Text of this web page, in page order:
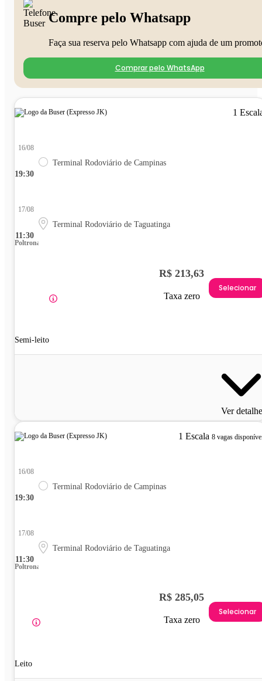
Compre pelo Whatsapp
Faça sua reserva pelo Whatsapp com ajuda de um
Comprar pelo WhatsApp
1
19:30
16/08
Terminal Rodoviário de Campinas
11:30
17/08
Terminal Rodoviário de Taguatinga
Poltrona
Semi-leito
R$ 213,63
Taxa zero
Selecionar
Ver
1 Escala 8 vagas
19:30
16/08
Terminal Rodoviário de Campinas
11:30
17/08
Terminal Rodoviário de Taguatinga
Poltrona
Leito
R$ 285,05
Taxa zero
Selecionar